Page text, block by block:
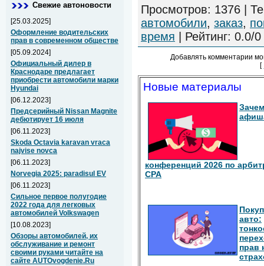
Свежие автоновости
[25.03.2025]
Оформление водительских
прав в современном обществе
[05.09.2024]
Официальный дилер в
Краснодаре предлагает
приобрести автомобили марки
Hyundai
[06.12.2023]
Предсерийный Nissan Magnite
дебютирует 16 июля
[06.11.2023]
Skoda Octavia karavan vraca
najvise novca
[06.11.2023]
Norvegia 2025: paradisul EV
[06.11.2023]
Сильное первое полугодие
2022 года для легковых
автомобилей Volkswagen
[10.08.2023]
Обзоры автомобилей, их
обслуживание и ремонт
своими руками читайте на
сайте AUTOvogdenie.Ru
Просмотров: 1376 |
автомобили, заказ,
время | Рейтинг: 0.0/0
Добавлять комментарии
[
Новые материалы
конференций 2026 по
СРА
авто:
прав